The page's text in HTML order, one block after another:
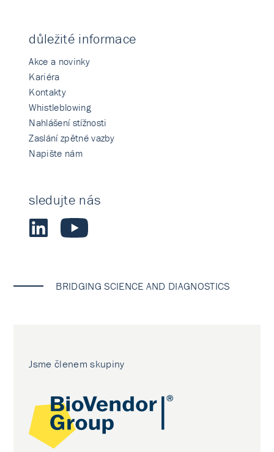
důležité informace
Akce a novinky
Kariéra
Kontakty
Whistleblowing
Nahlášení stížnosti
Zaslání zpětné vazby
Napište nám
sledujte nás
BRIDGING SCIENCE AND DIAGNOSTICS
Jsme členem skupiny